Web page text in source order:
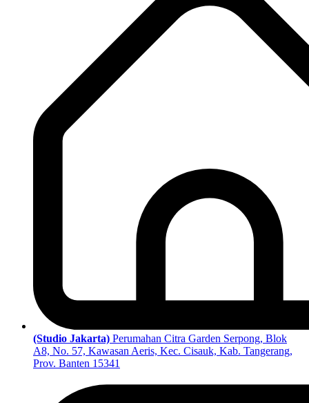
(Studio Jakarta) Perumahan Citra Garden Serpong, Blok
A8, No. 57, Kawasan Aeris, Kec. Cisauk, Kab. Tangerang,
Prov. Banten 15341